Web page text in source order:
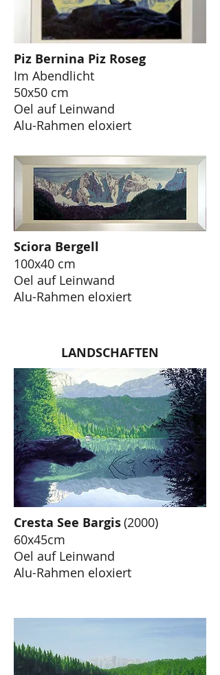
Piz Bernina Piz Roseg
Im Abendlicht
50x50 cm
Oel auf Leinwand
Alu-Rahmen eloxiert
Sciora Bergell
100x40 cm
Oel auf Leinwand
Alu-Rahmen eloxiert
LANDSCHAFTEN
Cresta See Bargis(2000)
60x45cm
Oel auf Leinwand
Alu-Rahmen eloxiert